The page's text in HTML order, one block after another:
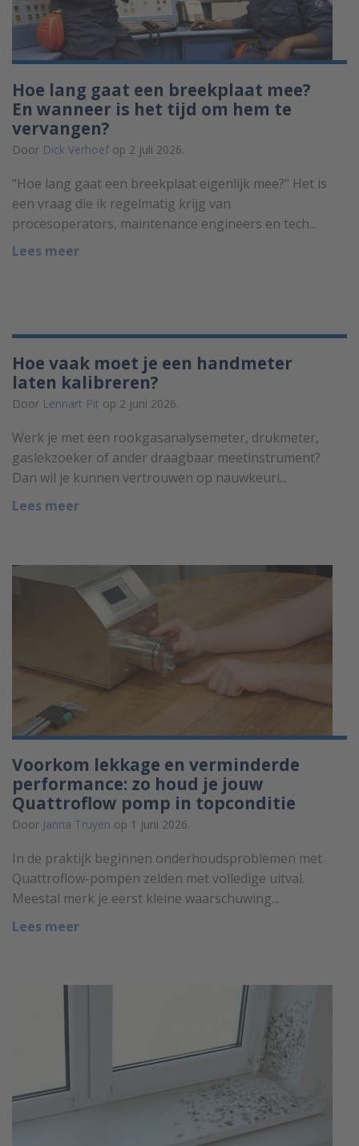
Hoe lang gaat een breekplaat mee?
En wanneer is het tijd om hem te
vervangen?
Door Dick Verhoef op 2 juli 2026.
"Hoe lang gaat een breekplaat eigenlijk mee?" Het is
een vraag die ik regelmatig krijg van
procesoperators, maintenance engineers en tech...
Lees meer
Hoe vaak moet je een handmeter
laten kalibreren?
Door Lennart Pit op 2 juni 2026.
Werk je met een rookgasanalysemeter, drukmeter,
gaslekzoeker of ander draagbaar meetinstrument?
Dan wil je kunnen vertrouwen op nauwkeuri...
Lees meer
Voorkom lekkage en verminderde
performance: zo houd je jouw
Quattroflow pomp in topconditie
Door Janna Truyen op 1 juni 2026.
In de praktijk beginnen onderhoudsproblemen met
Quattroflow-pompen zelden met volledige uitval.
Meestal merk je eerst kleine waarschuwing...
Lees meer